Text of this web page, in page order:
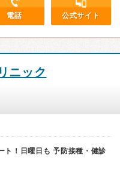
電話 公式サイト
ニック
ト！日曜日も 予防接種・健診